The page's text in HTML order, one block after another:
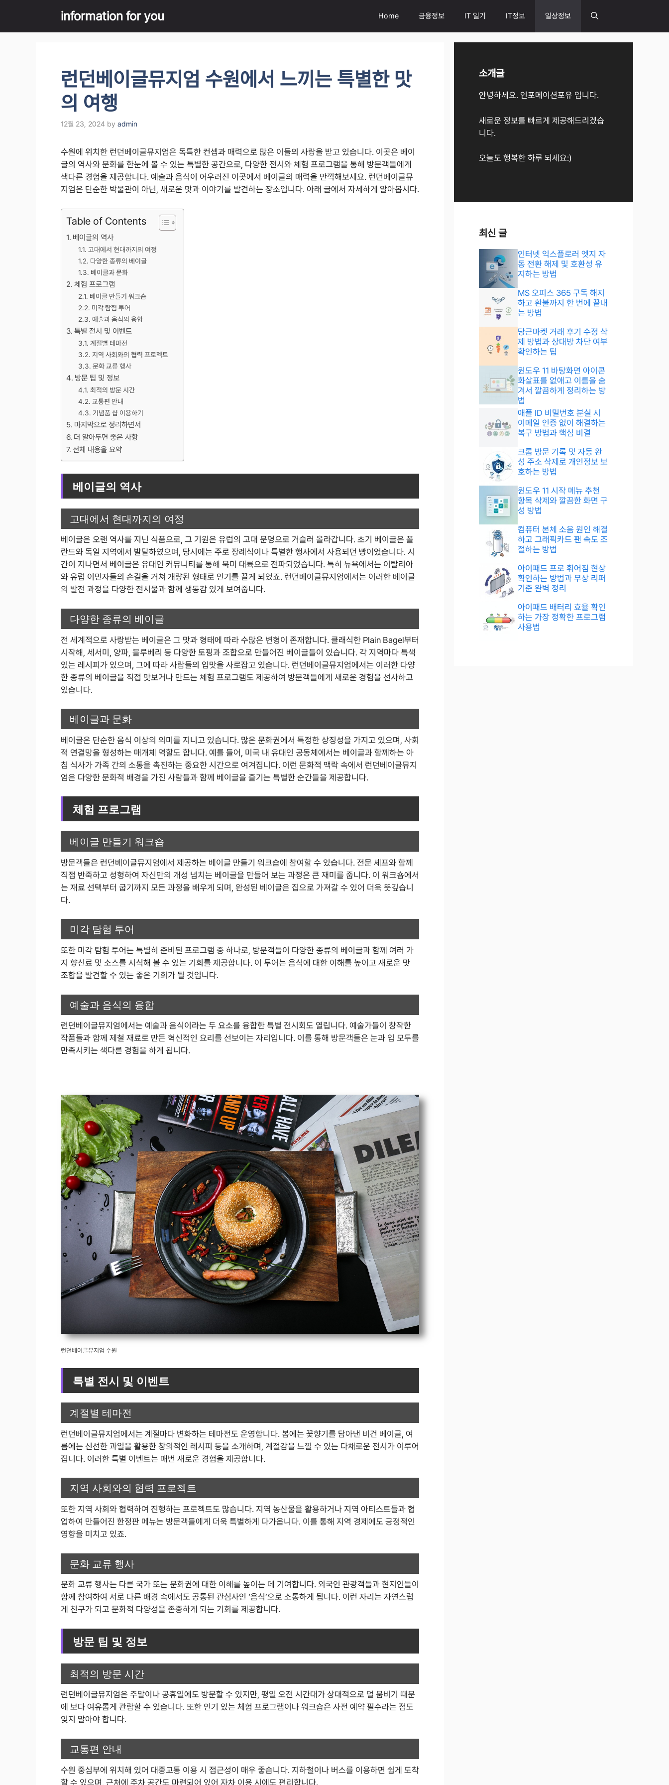
content
information for you Home 금융정보 IT 일기 IT정보 일상정보
런던베이글뮤지엄 수원에서 느끼는 특별한 맛
의 여행
12월 23, 2024 by admin
수원에 위치한 런던베이글뮤지엄은 독특한 컨셉과 매력으로 많은 이들의 사랑을 받고 있습니다. 이곳은 베이
글의 역사와 문화를 한눈에 볼 수 있는 특별한 공간으로, 다양한 전시와 체험 프로그램을 통해 방문객들에게
색다른 경험을 제공합니다. 예술과 음식이 어우러진 이곳에서 베이글의 매력을 만끽해보세요. 런던베이글뮤
지엄은 단순한 박물관이 아닌, 새로운 맛과 이야기를 발견하는 장소입니다. 아래 글에서 자세하게 알아봅시다.
Table of Contents
베이글의 역사
고대에서 현대까지의 여정
다양한 종류의 베이글
베이글과 문화
체험 프로그램
베이글 만들기 워크숍
미각 탐험 투어
예술과 음식의 융합
특별 전시 및 이벤트
계절별 테마전
지역 사회와의 협력 프로젝트
문화 교류 행사
방문 팁 및 정보
최적의 방문 시간
교통편 안내
기념품 샵 이용하기
마지막으로 정리하면서
더 알아두면 좋은 사항
전체 내용을 요약
베이글의 역사
고대에서 현대까지의 여정
베이글은 오랜 역사를 지닌 식품으로, 그 기원은 유럽의 고대 문명으로 거슬러 올라갑니다. 초기 베이글은 폴
란드와 독일 지역에서 발달하였으며, 당시에는 주로 장례식이나 특별한 행사에서 사용되던 빵이었습니다. 시
간이 지나면서 베이글은 유대인 커뮤니티를 통해 북미 대륙으로 전파되었습니다. 특히 뉴욕에서는 이탈리아
와 유럽 이민자들의 손길을 거쳐 개량된 형태로 인기를 끌게 되었죠. 런던베이글뮤지엄에서는 이러한 베이글
의 발전 과정을 다양한 전시물과 함께 생동감 있게 보여줍니다.
다양한 종류의 베이글
전 세계적으로 사랑받는 베이글은 그 맛과 형태에 따라 수많은 변형이 존재합니다. 클래식한 Plain Bagel부터
시작해, 세서미, 양파, 블루베리 등 다양한 토핑과 조합으로 만들어진 베이글들이 있습니다. 각 지역마다 특색
있는 레시피가 있으며, 그에 따라 사람들의 입맛을 사로잡고 있습니다. 런던베이글뮤지엄에서는 이러한 다양
한 종류의 베이글을 직접 맛보거나 만드는 체험 프로그램도 제공하여 방문객들에게 새로운 경험을 선사하고
있습니다.
베이글과 문화
베이글은 단순한 음식 이상의 의미를 지니고 있습니다. 많은 문화권에서 특정한 상징성을 가지고 있으며, 사회
적 연결망을 형성하는 매개체 역할도 합니다. 예를 들어, 미국 내 유대인 공동체에서는 베이글과 함께하는 아
침 식사가 가족 간의 소통을 촉진하는 중요한 시간으로 여겨집니다. 이런 문화적 맥락 속에서 런던베이글뮤지
엄은 다양한 문화적 배경을 가진 사람들과 함께 베이글을 즐기는 특별한 순간들을 제공합니다.
체험 프로그램
베이글 만들기 워크숍
방문객들은 런던베이글뮤지엄에서 제공하는 베이글 만들기 워크숍에 참여할 수 있습니다. 전문 셰프와 함께
직접 반죽하고 성형하여 자신만의 개성 넘치는 베이글을 만들어 보는 과정은 큰 재미를 줍니다. 이 워크숍에서
는 재료 선택부터 굽기까지 모든 과정을 배우게 되며, 완성된 베이글은 집으로 가져갈 수 있어 더욱 뜻깊습니
다.
미각 탐험 투어
또한 미각 탐험 투어는 특별히 준비된 프로그램 중 하나로, 방문객들이 다양한 종류의 베이글과 함께 여러 가
지 향신료 및 소스를 시식해 볼 수 있는 기회를 제공합니다. 이 투어는 음식에 대한 이해를 높이고 새로운 맛
조합을 발견할 수 있는 좋은 기회가 될 것입니다.
예술과 음식의 융합
런던베이글뮤지엄에서는 예술과 음식이라는 두 요소를 융합한 특별 전시회도 열립니다. 예술가들이 창작한
작품들과 함께 제철 재료로 만든 혁신적인 요리를 선보이는 자리입니다. 이를 통해 방문객들은 눈과 입 모두를
만족시키는 색다른 경험을 하게 됩니다.
런던베이글뮤지엄 수원
특별 전시 및 이벤트
계절별 테마전
런던베이글뮤지엄에서는 계절마다 변화하는 테마전도 운영합니다. 봄에는 꽃향기를 담아낸 비건 베이글, 여
름에는 신선한 과일을 활용한 창의적인 레시피 등을 소개하며, 계절감을 느낄 수 있는 다채로운 전시가 이루어
집니다. 이러한 특별 이벤트는 매번 새로운 경험을 제공합니다.
지역 사회와의 협력 프로젝트
또한 지역 사회와 협력하여 진행하는 프로젝트도 많습니다. 지역 농산물을 활용하거나 지역 아티스트들과 협
업하여 만들어진 한정판 메뉴는 방문객들에게 더욱 특별하게 다가옵니다. 이를 통해 지역 경제에도 긍정적인
영향을 미치고 있죠.
문화 교류 행사
문화 교류 행사는 다른 국가 또는 문화권에 대한 이해를 높이는 데 기여합니다. 외국인 관광객들과 현지인들이
함께 참여하여 서로 다른 배경 속에서도 공통된 관심사인 ‘음식’으로 소통하게 됩니다. 이런 자리는 자연스럽
게 친구가 되고 문화적 다양성을 존중하게 되는 기회를 제공합니다.
방문 팁 및 정보
최적의 방문 시간
런던베이글뮤지엄은 주말이나 공휴일에도 방문할 수 있지만, 평일 오전 시간대가 상대적으로 덜 붐비기 때문
에 보다 여유롭게 관람할 수 있습니다. 또한 인기 있는 체험 프로그램이나 워크숍은 사전 예약 필수라는 점도
잊지 말아야 합니다.
교통편 안내
수원 중심부에 위치해 있어 대중교통 이용 시 접근성이 매우 좋습니다. 지하철이나 버스를 이용하면 쉽게 도착
할 수 있으며, 근처에 주차 공간도 마련되어 있어 자차 이용 시에도 편리합니다.
소개글
안녕하세요. 인포메이션포유 입니다.
새로운 정보를 빠르게 제공해드리겠습
니다.
오늘도 행복한 하루 되세요:)
최신 글
인터넷 익스플로러 엣지 자
동 전환 해제 및 호환성 유
지하는 방법
MS 오피스 365 구독 해지
하고 환불까지 한 번에 끝내
는 방법
당근마켓 거래 후기 수정 삭
제 방법과 상대방 차단 여부
확인하는 팁
윈도우 11 바탕화면 아이콘
화살표를 없애고 이름을 숨
겨서 깔끔하게 정리하는 방
법
애플 ID 비밀번호 분실 시
이메일 인증 없이 해결하는
복구 방법과 핵심 비결
크롬 방문 기록 및 자동 완
성 주소 삭제로 개인정보 보
호하는 방법
윈도우 11 시작 메뉴 추천
항목 삭제와 깔끔한 화면 구
성 방법
컴퓨터 본체 소음 원인 해결
하고 그래픽카드 팬 속도 조
절하는 방법
아이패드 프로 휘어짐 현상
확인하는 방법과 무상 리퍼
기준 완벽 정리
아이패드 배터리 효율 확인
하는 가장 정확한 프로그램
사용법